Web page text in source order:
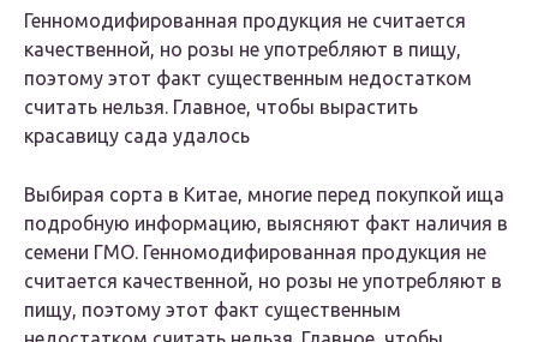
Генномодифированная продукция не считается
качественной, но розы не употребляют в пищу,
поэтому этот факт существенным недостатком
считать нельзя. Главное, чтобы вырастить
красавицу сада удалось
Выбирая сорта в Китае, многие перед покупкой ища
подробную информацию, выясняют факт наличия в
семени ГМО. Генномодифированная продукция не
считается качественной, но розы не употребляют в
пищу, поэтому этот факт существенным